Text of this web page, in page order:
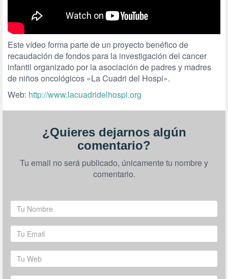
Este vídeo forma parte de un proyecto benéfico de
recaudación de fondos para la investigación del cancer
infantil organizado por la asociación de padres y madres
de niños oncológicos «La Cuadri del Hospi».
Web: http://www.lacuadridelhospi.org
¿Quieres dejarnos algún
comentario?
Tu email no será publicado, únicamente tu nombre y
comentario.